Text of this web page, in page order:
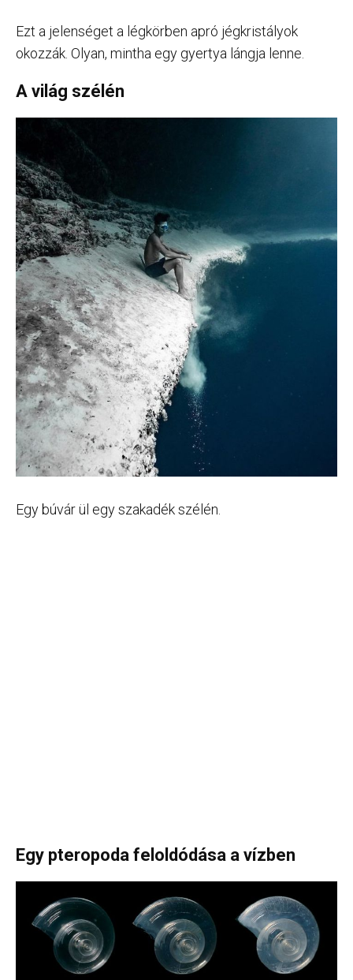
Ezt a jelenséget a légkörben apró jégkristályok
okozzák. Olyan, mintha egy gyertya lángja lenne.
A világ szélén
Egy búvár ül egy szakadék szélén.
Egy pteropoda feloldódása a vízben